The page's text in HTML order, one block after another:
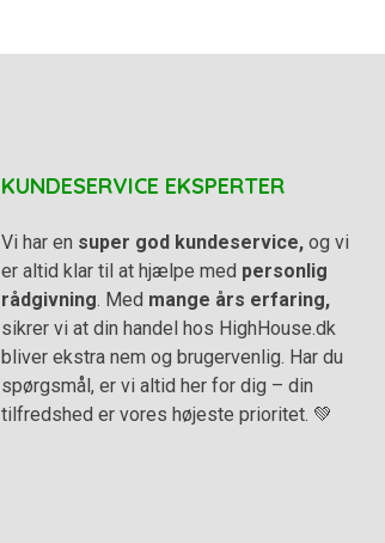
KUNDESERVICE EKSPERTER
Vi har en super god kundeservice, og vi
er altid klar til at hjælpe med personlig
rådgivning . Med mange års erfaring,
sikrer vi at din handel hos HighHouse.dk
bliver ekstra nem og brugervenlig. Har du
spørgsmål, er vi altid her for dig – din
tilfredshed er vores højeste prioritet. 💚